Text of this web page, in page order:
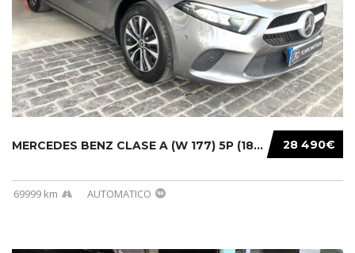
28 490€
MERCEDES BENZ CLASE A (W 177) 5P (18-) 2020....
69999 km AUTOMATICO